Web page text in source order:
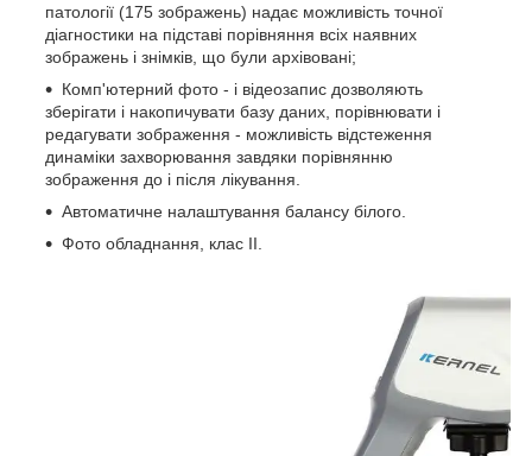
патології (175 зображень) надає можливість точної
діагностики на підставі порівняння всіх наявних
зображень і знімків, що були архівовані;
Комп'ютерний фото - і відеозапис дозволяють
зберігати і накопичувати базу даних, порівнювати і
редагувати зображення - можливість відстеження
динаміки захворювання завдяки порівнянню
зображення до і після лікування.
Автоматичне налаштування балансу білого.
Фото обладнання, клас II.